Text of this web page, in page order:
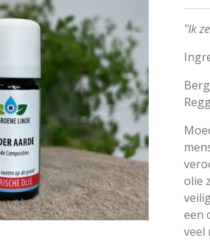
''Ik
olie
een
veel